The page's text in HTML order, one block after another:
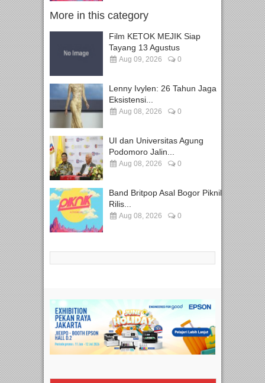
More in this category
Film KETOK MEJIK Siap
Tayang 13 Agustus
Aug 09, 2026 0
Lenny Ivylen: 26 Tahun Jaga
Eksistensi...
Aug 08, 2026 0
UI dan Universitas Agung
Podomoro Jalin...
Aug 08, 2026 0
Band Britpop Asal Bogor Piknik
Rilis...
Aug 08, 2026 0